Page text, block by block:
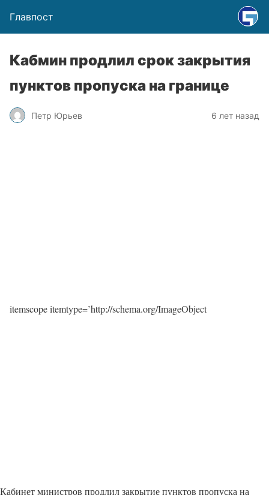
Главпост
Кабмин продлил срок закрытия
пунктов пропуска на границе
Петр Юрьев 6 лет назад
itemscope itemtype=’http://schema.org/ImageObject
Кабинет министров продлил закрытие пунктов пропуска на